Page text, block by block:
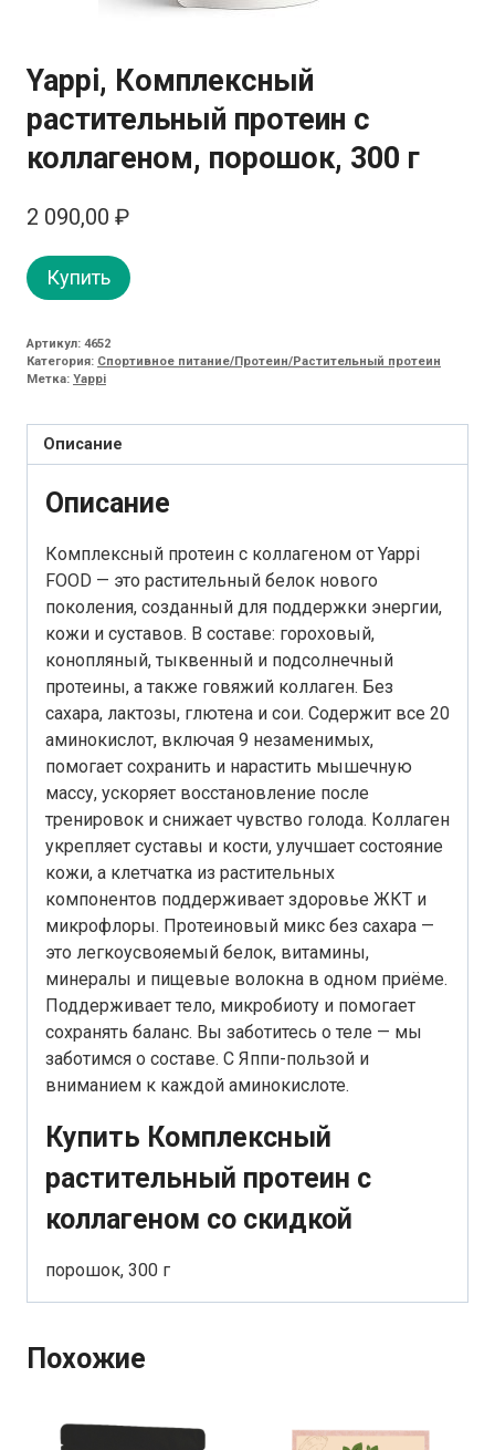
Yappi, Комплексный
растительный протеин с
коллагеном, порошок, 300 г
2 090,00 ₽
Купить
Артикул: 4652
Категория: Спортивное питание/Протеин/Растительный протеин
Метка: Yappi
Описание
Описание
Комплексный протеин с коллагеном от Yappi
FOOD — это растительный белок нового
поколения, созданный для поддержки энергии,
кожи и суставов. В составе: гороховый,
конопляный, тыквенный и подсолнечный
протеины, а также говяжий коллаген. Без
сахара, лактозы, глютена и сои. Содержит все 20
аминокислот, включая 9 незаменимых,
помогает сохранить и нарастить мышечную
массу, ускоряет восстановление после
тренировок и снижает чувство голода. Коллаген
укрепляет суставы и кости, улучшает состояние
кожи, а клетчатка из растительных
компонентов поддерживает здоровье ЖКТ и
микрофлоры. Протеиновый микс без сахара —
это легкоусвояемый белок, витамины,
минералы и пищевые волокна в одном приёме.
Поддерживает тело, микробиоту и помогает
сохранять баланс. Вы заботитесь о теле — мы
заботимся о составе. С Яппи-пользой и
вниманием к каждой аминокислоте.
Купить Комплексный
растительный протеин с
коллагеном со скидкой
порошок, 300 г
Похожие